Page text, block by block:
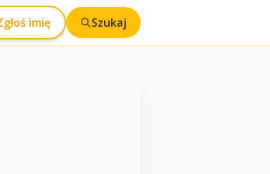
imię Szukaj